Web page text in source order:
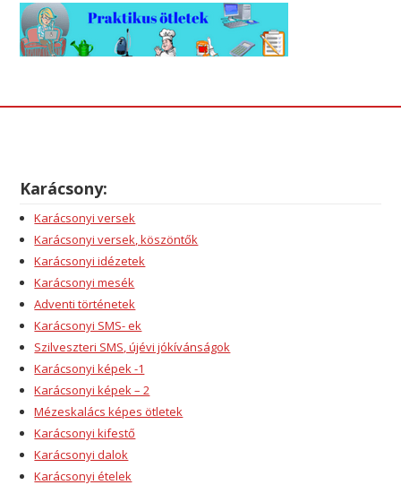
Karácsony:
Karácsonyi versek
Karácsonyi versek, köszöntők
Karácsonyi idézetek
Karácsonyi mesék
Adventi történetek
Karácsonyi SMS- ek
Szilveszteri SMS, újévi jókívánságok
Karácsonyi képek -1
Karácsonyi képek – 2
Mézeskalács képes ötletek
Karácsonyi kifestő
Karácsonyi dalok
Karácsonyi ételek